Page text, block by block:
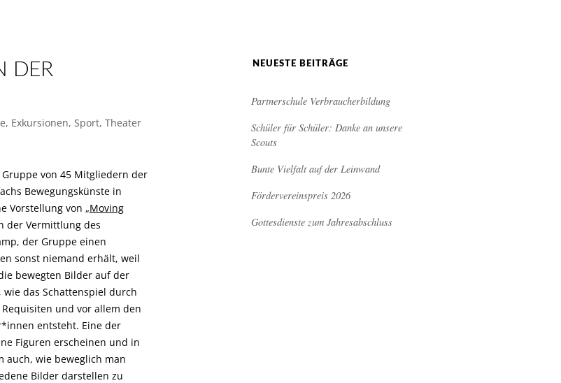
DER
, Exkursionen, Sport, Theater
von 45 Mitgliedern der
Bewegungskünste in
Vorstellung von „Moving
der Vermittlung des
der Gruppe einen
sonst niemand erhält, weil
bewegten Bilder auf der
das Schattenspiel durch
und vor allem den
entsteht. Eine der
Figuren erscheinen und in
auch, wie beweglich man
Bilder darstellen zu
NEUESTE BEITRÄGE
Partnerschule Verbraucherbildung
Schüler für Schüler: Danke an unsere
Scouts
Bunte Vielfalt auf der Leinwand
Fördervereinspreis 2026
Gottesdienste zum Jahresabschluss